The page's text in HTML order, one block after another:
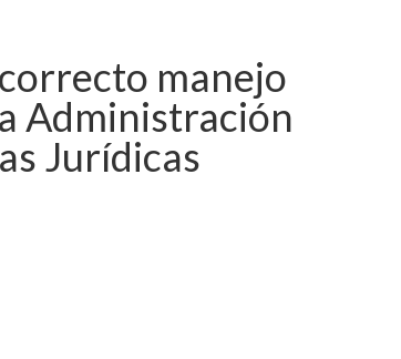
manejo
Administración
Jurídicas